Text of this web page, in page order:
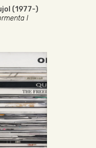
(1977-)
I